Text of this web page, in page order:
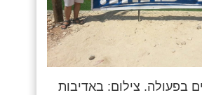
בפעולה. צילום: באדיבות